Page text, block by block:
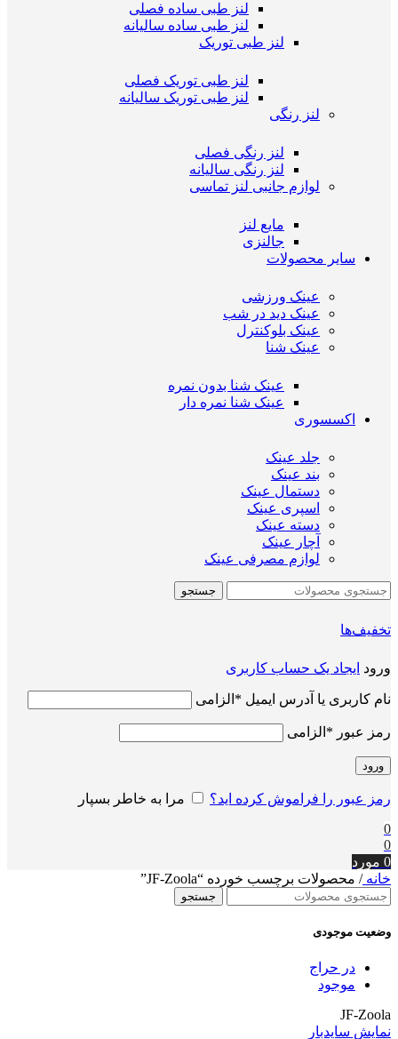
لنز طبی ساده فصلی
لنز طبی ساده سالیانه
لنز طبی توریک
لنز طبی توریک فصلی
لنز طبی توریک سالیانه
لنز رنگی
لنز رنگی فصلی
لنز رنگی سالیانه
لوازم جانبی لنز تماسی
مایع لنز
جالنزی
سایر محصولات
عینک ورزشی
عینک دید در شب
عینک بلوکنترل
عینک شنا
عینک شنا بدون نمره
عینک شنا نمره دار
اکسسوری
جلد عینک
بند عینک
دستمال عینک
اسپری عینک
دسته عینک
آچار عینک
لوازم مصرفی عینک
جستجو
تخفیف‌ها
ورود ایجاد یک حساب کاربری
نام کاربری یا آدرس ایمیل * الزامی
رمز عبور * الزامی
ورود
رمز عبور را فراموش کرده اید؟
مرا به خاطر بسپار
0
0
0 مورد
خانه/ محصولات برچسب خورده “JF-Zoola”
جستجو
وضعیت موجودی
در حراج
موجود
JF-Zoola
نمایش سایدبار